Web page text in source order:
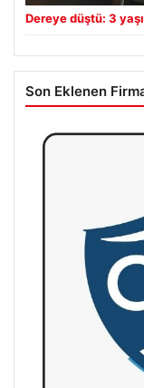
Dereye düştü: 3
Son Eklenen